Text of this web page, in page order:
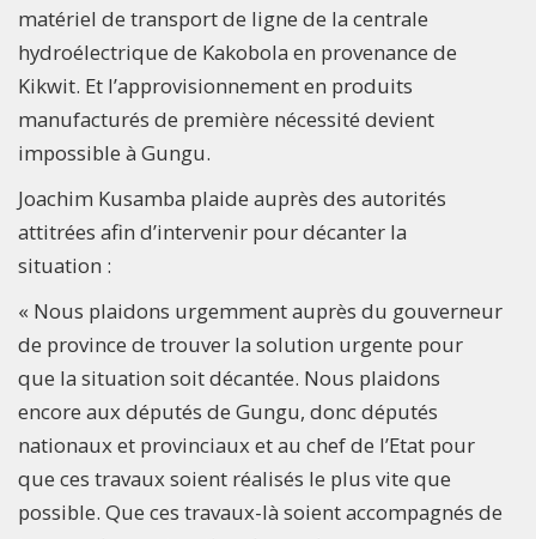
matériel de transport de ligne de la centrale
hydroélectrique de Kakobola en provenance de
Kikwit. Et l’approvisionnement en produits
manufacturés de première nécessité devient
impossible à Gungu.
Joachim Kusamba plaide auprès des autorités
attitrées afin d’intervenir pour décanter la
situation :
« Nous plaidons urgemment auprès du gouverneur
de province de trouver la solution urgente pour
que la situation soit décantée. Nous plaidons
encore aux députés de Gungu, donc députés
nationaux et provinciaux et au chef de l’Etat pour
que ces travaux soient réalisés le plus vite que
possible. Que ces travaux-là soient accompagnés de